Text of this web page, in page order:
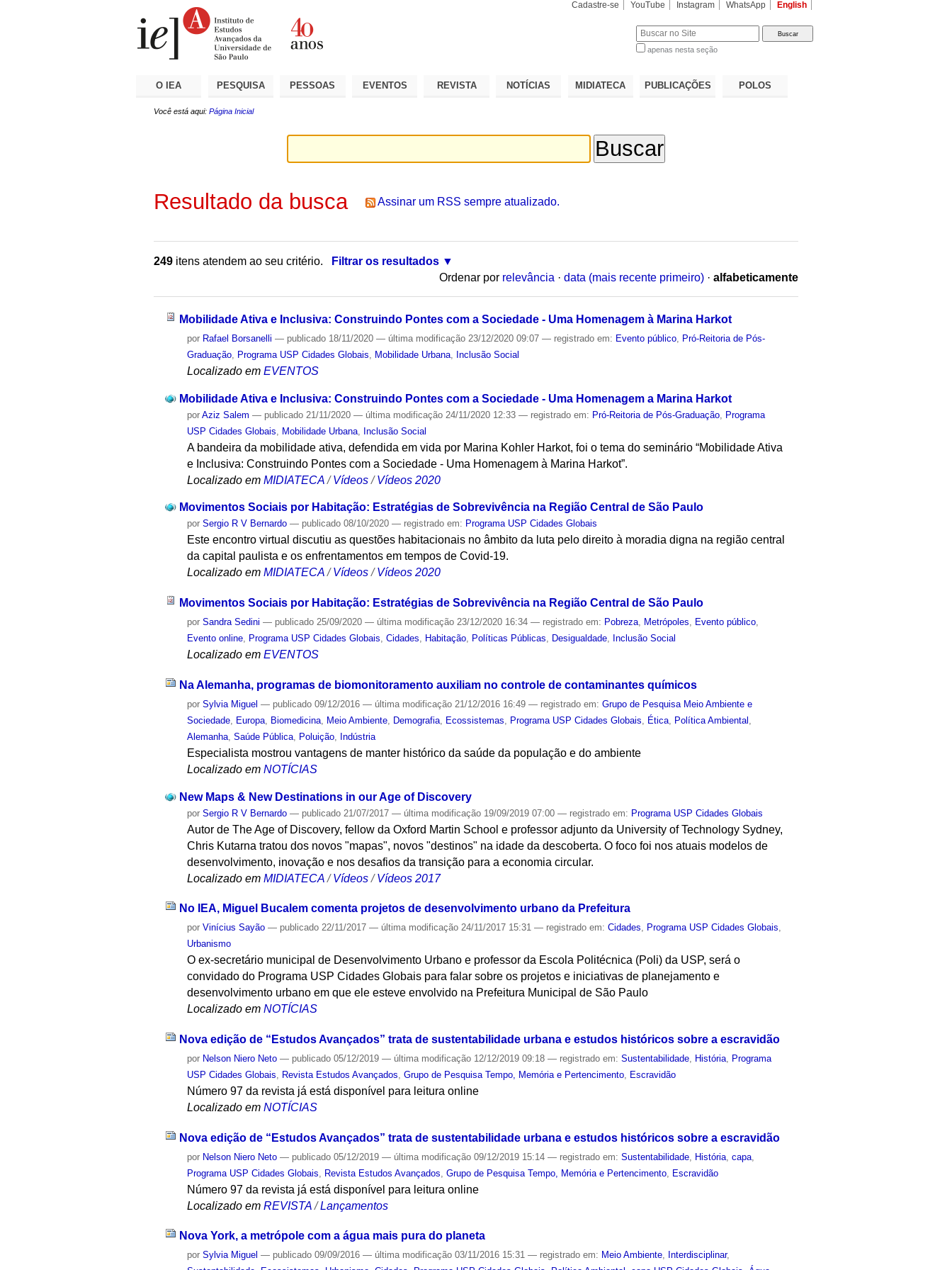
Cadastre-se YouTube Instagram WhatsApp English
apenas nesta seção
O IEA PESQUISA PESSOAS EVENTOS REVISTA NOTÍCIAS MIDIATECA PUBLICAÇÕES POLOS
Você está aqui: Página Inicial
Resultado da busca Assinar um RSS sempre atualizado.
249 itens atendem ao seu critério.
Filtrar os resultados
Ordenar por relevância · data (mais recente primeiro) · alfabeticamente
Mobilidade Ativa e Inclusiva: Construindo Pontes com a Sociedade - Uma Homenagem à Marina Harkot
por Rafael Borsanelli — publicado 18/11/2020— última modificação 23/12/2020 09:07— registrado em: Evento público
Pró-Reitoria de Pós-
Graduação
Programa USP Cidades Globais Mobilidade Urbana Inclusão Social
Localizado em EVENTOS
Mobilidade Ativa e Inclusiva: Construindo Pontes com a Sociedade - Uma Homenagem a Marina Harkot
porAziz Salem — publicado 21/11/2020— última modificação 24/11/2020 12:33— registrado em: Pró-Reitoria de Pós-Graduação Programa
USP Cidades Globais
Mobilidade Urbana Inclusão Social
A bandeira da mobilidade ativa, defendida em vida por Marina Kohler Harkot, foi o tema do seminário “Mobilidade Ativa
e Inclusiva: Construindo Pontes com a Sociedade - Uma Homenagem à Marina Harkot”.
Localizado em MIDIATECA /Vídeos /Vídeos 2020
Movimentos Sociais por Habitação: Estratégias de Sobrevivência na Região Central de São Paulo
porSergio R V Bernardo — publicado 08/10/2020— registrado em: Programa USP Cidades Globais
Este encontro virtual discutiu as questões habitacionais no âmbito da luta pelo direito à moradia digna na região central
da capital paulista e os enfrentamentos em tempos de Covid-19.
Localizado em MIDIATECA /Vídeos /Vídeos 2020
Movimentos Sociais por Habitação: Estratégias de Sobrevivência na Região Central de São Paulo
porSandra Sedini — publicado 25/09/2020— última modificação 23/12/2020 16:34— registrado em: Pobreza, Metrópoles, Evento público,
Evento online, Programa USP Cidades Globais,Cidades, Habitação, Políticas Públicas, Desigualdade, Inclusão Social
Localizado em EVENTOS
Na Alemanha, programas de biomonitoramento auxiliam no controle de contaminantes químicos
porSylvia Miguel — publicado 09/12/2016— última modificação 21/12/2016 16:49— registrado em:Grupo de Pesquisa Meio Ambiente e
Sociedade
Europa Biomedicina Meio Ambiente Demografia Ecossistemas Programa USP Cidades Globais Ética Política Ambiental
Alemanha ,Saúde Pública Poluição Indústria
Especialista mostrou vantagens de manter histórico da saúde da população e do ambiente
Localizado em NOTÍCIAS
New Maps & New Destinations in our Age of Discovery
porSergio R V Bernardo — publicado 21/07/2017— última modificação 19/09/2019 07:00— registrado em: Programa USP Cidades Globais
Autor de The Age of Discovery, fellow da Oxford Martin School e professor adjunto da University of Technology Sydney,
Chris Kutarna tratou dos novos "mapas", novos "destinos" na idade da descoberta. O foco foi nos atuais modelos de
desenvolvimento, inovação e nos desafios da transição para a economia circular.
Localizado em MIDIATECA /Vídeos /Vídeos 2017
No IEA, Miguel Bucalem comenta projetos de desenvolvimento urbano da Prefeitura
porVinícius Sayão — publicado 22/11/2017— última modificação 24/11/2017 15:31— registrado em:Cidades, Programa USP Cidades Globais,
Urbanismo
O ex-secretário municipal de Desenvolvimento Urbano e professor da Escola Politécnica (Poli) da USP, será o
convidado do Programa USP Cidades Globais para falar sobre os projetos e iniciativas de planejamento e
desenvolvimento urbano em que ele esteve envolvido na Prefeitura Municipal de São Paulo
Localizado em NOTÍCIAS
Nova edição de “Estudos Avançados” trata de sustentabilidade urbana e estudos históricos sobre a escravidão
por Nelson Niero Neto — publicado 05/12/2019— última modificação 12/12/2019 09:18— registrado em:Sustentabilidade História
Programa
USP Cidades Globais
Revista Estudos Avançados ,Grupo de Pesquisa Tempo, Memória e Pertencimento Escravidão
Número 97 da revista já está disponível para leitura online
Localizado em NOTÍCIAS
Nova edição de “Estudos Avançados” trata de sustentabilidade urbana e estudos históricos sobre a escravidão
por Nelson Niero Neto — publicado 05/12/2019— última modificação 09/12/2019 15:14— registrado em:Sustentabilidade História ,capa
Programa USP Cidades Globais
Revista Estudos Avançados ,Grupo de Pesquisa Tempo, Memória e Pertencimento Escravidão
Número 97 da revista já está disponível para leitura online
Localizado em REVISTA /Lançamentos
Nova York, a metrópole com a água mais pura do planeta
porSylvia Miguel — publicado 09/09/2016— última modificação 03/11/2016 15:31— registrado em: Meio Ambiente, Interdisciplinar,